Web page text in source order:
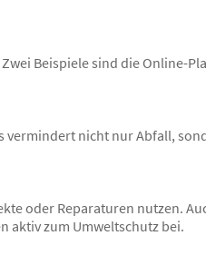
Beispiele sind die Online-
vermindert nicht nur Abfall,
oder Reparaturen nutzen.
aktiv zum Umweltschutz bei.